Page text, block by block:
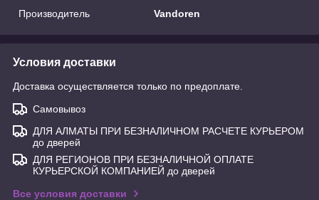
Производитель
Vandoren
Условия доставки
Доставка осуществляется только по предоплате.
Самовывоз
ДЛЯ АЛМАТЫ ПРИ БЕЗНАЛИЧНОМ РАСЧЕТЕ КУРЬЕРОМ
до дверей
ДЛЯ РЕГИОНОВ ПРИ БЕЗНАЛИЧНОЙ ОПЛАТЕ
КУРЬЕРСКОЙ КОМПАНИЕЙ до дверей
Все условия доставки